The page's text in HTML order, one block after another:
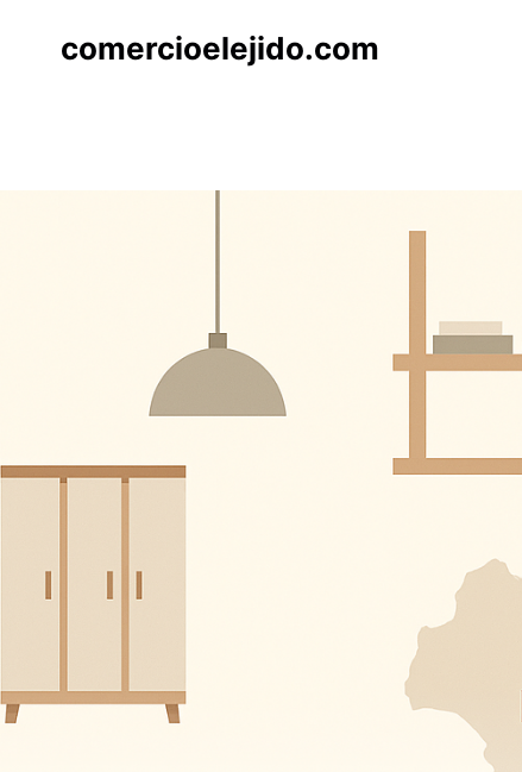
comercioelejido.com